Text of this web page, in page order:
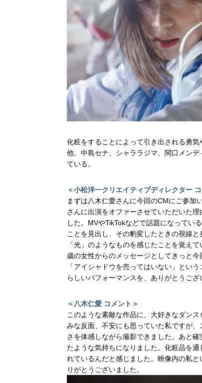
化粧をすることによって引き出される勇
他、中島セナ、シャララジマ、関口メン
ている。
＜小松洋一クリエイティブディレクター
まずは八木仁愛さんに今回のCMにご参加
さんに出演をオファーさせていただいた
した。MVやTikTokなどで話題になってい
ことを見出し、その豹変したときの視線
「光」のようなものを感じたことを覚え
歳の女性からのメッセージとしてきっと
「アイシャドウを売ってはいない」とい
らしいパフォーマンスを、ありがとうござ
＜八木仁愛 コメント＞
このような素敵な作品に、大好きなダン
みな反面、不安にも思っていた私ですが
さを体感しながら撮影できました。あと
たような気持ちになりました。化粧品を
れているんだと感じました。映像内の私
りがとうございました。